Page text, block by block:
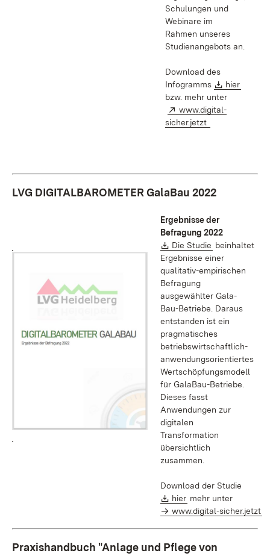
Schulungen und
Webinare im
Rahmen unseres
Studienangebots an.
Download des
Infogramms
Download:
hier
bzw. mehr unter
Extern:
www.digital-
sicher.jetzt
LVG DIGITALBAROMETER GalaBau 2022
Ergebnisse der
Befragung 2022
Download:
Die Studie (Öffnet in
beinhaltet
Ergebnisse einer
qualitativ-empirischen
Befragung
ausgewählter Gala-
Bau-Betriebe. Daraus
entstanden ist ein
pragmatisches
betriebswirtschaftlich-
anwendungsorientiertes
Wertschöpfungsmodell
für GalaBau-Betriebe.
Dieses fasst
Anwendungen zur
digitalen
Transformation
übersichtlich
zusammen.
Download der Studie
Download:
hier (Öffnet in neuem
mehr unter
www.digital-sicher.jetzt
Praxishandbuch "Anlage und Pflege von